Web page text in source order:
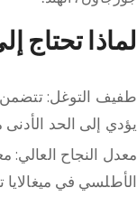
لماذا تحتاج
طفيف التوغل:
يؤدي إلى الحد الأدنى
معدل النجاح العالي:
الأطلسي في